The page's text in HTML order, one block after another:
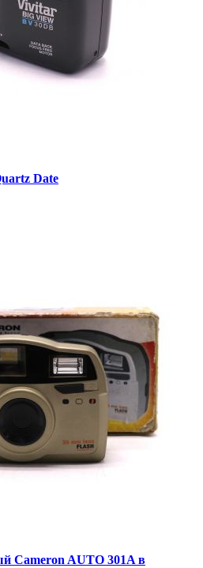
Date
Cameron AUTO 301A в